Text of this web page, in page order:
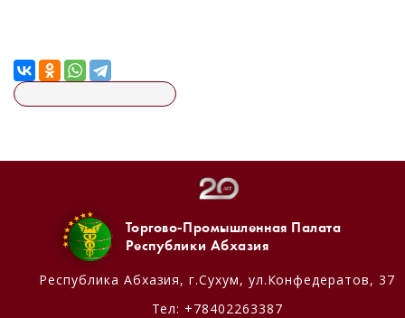
Торгово-Промышленная Палата
Республики Абхазия
Республика Абхазия, г.Сухум, ул.Конфедератов, 37
Тел: +78402263387